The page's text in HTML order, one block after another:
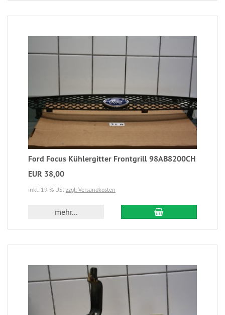
Ford Focus Kühlergitter Frontgrill 98AB8200CH
EUR 38,00
inkl. 19 % USt zzgl. Versandkosten
mehr...